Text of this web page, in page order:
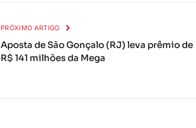
PRÓXIMO ARTIGO
Aposta de São Gonçalo (RJ) leva prêmio de
R$ 141 milhões da Mega